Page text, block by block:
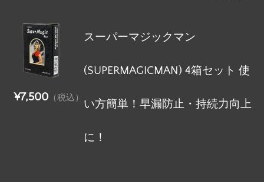
スーパーマジックマン
(SUPERMAGICMAN) 4箱セット 使
い方簡単！早漏防止・持続力向上
に！
¥7,500 （税込）